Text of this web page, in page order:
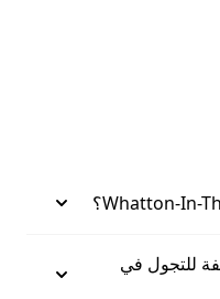
للتجول في